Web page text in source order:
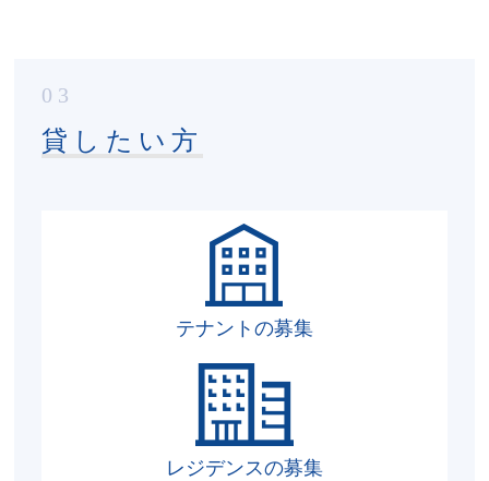
03
貸したい方
テナントの募集
レジデンスの募集